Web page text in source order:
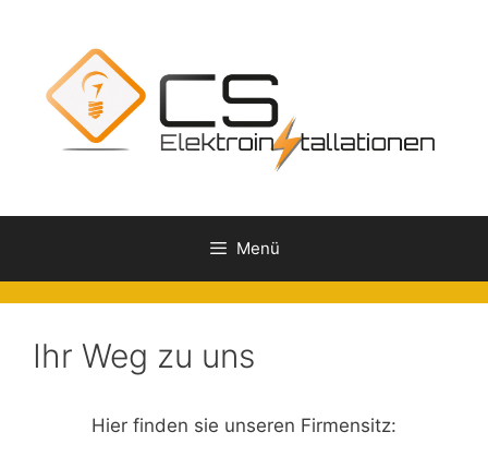
springen
Menü
Ihr Weg zu uns
Hier finden sie unseren Firmensitz: